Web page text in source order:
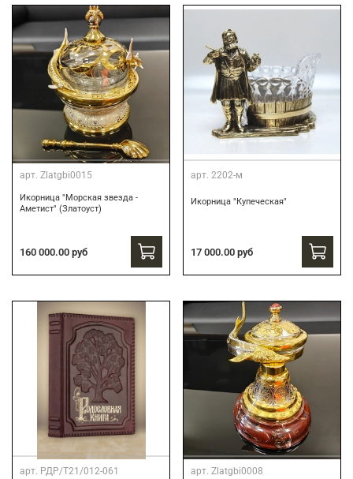
арт. Zlatgbi0015
Икорница "Морская звезда -
Аметист" (Златоуст)
160 000.00 руб
арт. 2202-м
Икорница "Купеческая"
17 000.00 руб
арт. РДР/Т21/012-061 арт. Zlatgbi0008